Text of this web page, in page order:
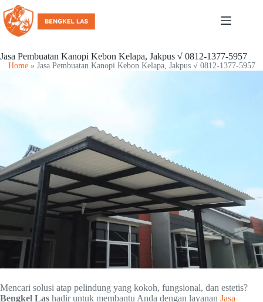
Jasa Pembuatan Kanopi Kebon Kelapa, Jakpus √ 0812-1377-5957
Home» Jasa Pembuatan Kanopi Kebon Kelapa, Jakpus √ 0812-1377-5957
Mencari solusi atap pelindung yang kokoh, fungsional, dan estetis?
Bengkel Las hadir untuk membantu Anda dengan layanan Jasa